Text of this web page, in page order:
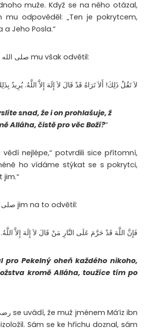
muže. Když se na něho otázal,
mu odpověděl: „Ten je pokrytcem,
a Jeho Posla.“
Posel Boží صلى الله عليه و سلم mu však odvětil:
لاَ تَقُلْ ذَلِكَ! أَلاَ تَرَاهُ قَدْ قَالَ لاَ إِلَهَ إِلاَّ اللَّهُ‏.‏ يُرِيدُ
snad, že i on prohlašuje, ž
Alláha, čistě pro věc Boží?“
vědí nejlépe,“ potvrdili sice přítomní,
ho vídáme stýkat se s pokrytci,
Prorok صلى الله عليه و سلم jim na to odvětil:
فَإِنَّ اللَّهَ قَدْ حَرَّمَ عَلَى النَّارِ مَنْ قَالَ لاَ إِلَهَ إِلاَّ
pro Pekelný oheň každého nikoho,
kromě Alláha, toužíce tím po